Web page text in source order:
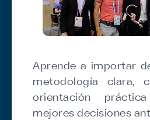
Aprende a importar
metodología clara,
orientación
mejores decisiones